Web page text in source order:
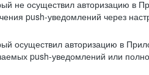
не осуществил авторизацию в
push-уведомлений через
осуществил авторизацию в
push-уведомлений или